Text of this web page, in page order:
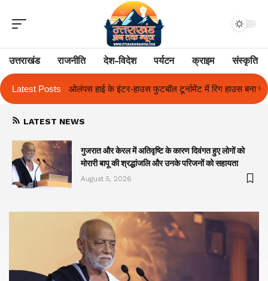
उत्तराखंड राजनीति देश-विदेश पर्यटन क्राइम संस्कृति
Latest Posts
फुटबॉल टूर्नामेंट में रिग हाउस बना चैंपियन तुलाज़ ने रचा इतिहास, संस्थान से
LATEST NEWS
गुजरात और केरल में अतिवृष्टि के कारण दिवंगत हुए लोगों को
मोरारी बापू की श्रद्धांजलि और उनके परिजनों को सहायता
August 5, 2026